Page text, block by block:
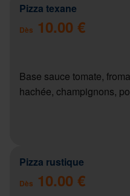
Pizza texane
Dès 10.00 €
Base sauce tomate,
hachée, champignons,
Pizza rustique
Dès 10.00 €